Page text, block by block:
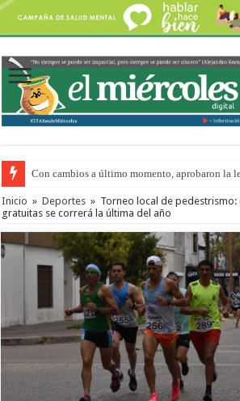
Con cambios a último momento, aprobaron la
Inicio » Deportes » Torneo local de pedestrismo:
gratuitas se correrá la última del año